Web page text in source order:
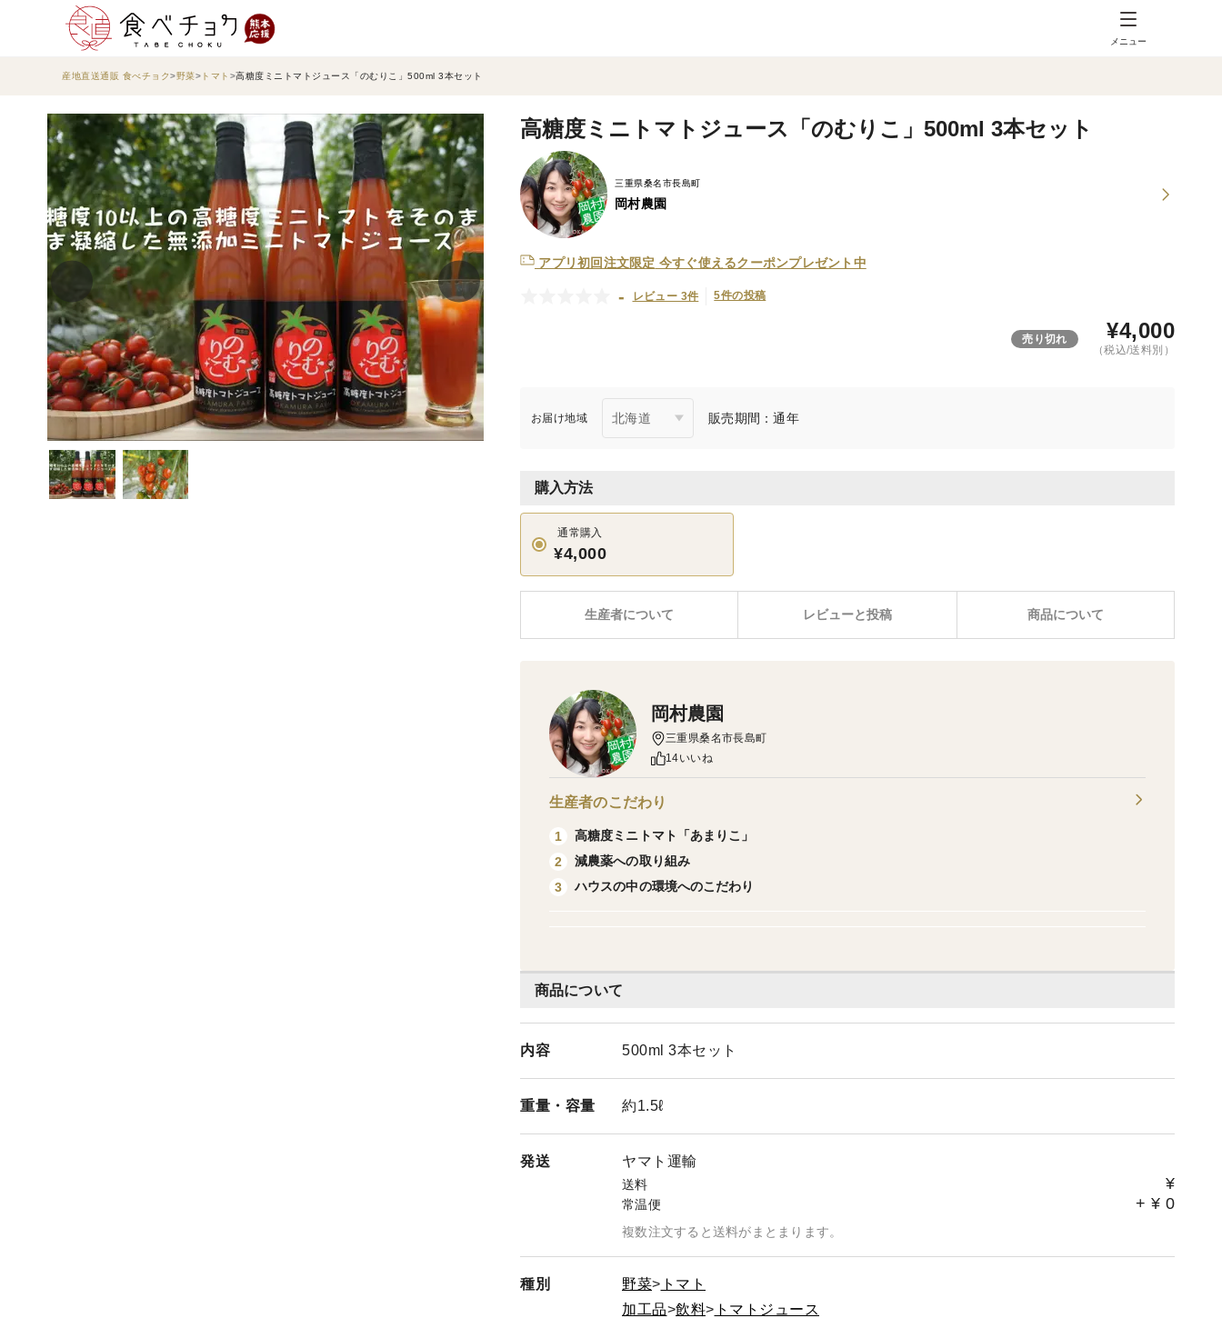
メニュー
産地直送通販 食べチョク 野菜 トマト 高糖度ミニトマトジュース「のむりこ」500ml 3本セット
高糖度ミニトマトジュース「のむりこ」500ml 3本セット
三重県桑名市長島町
岡村農園
アプリ初回注文限定 今すぐ使えるクーポンプレゼント中
- レビュー 3件 5件の投稿
売り切れ ¥4,000
（税込/送料別）
お届け地域 販売期間：通年
購入方法
通常購入
¥4,000
レビューと投稿 商品について
生産者について
商品について
内容 500ml 3本セット
重量・ 容量 約1.5ℓ
発送 ヤマト運輸
送料 ¥
常温便 + ¥ 0
複数注文すると送料がまとまります。
種別 野菜
トマト
加工品
飲料
トマトジュース
岡村農園
三重県桑名市長島町
14いいね
生産者のこだわり
1
高糖度ミニトマト「あまりこ」
2
減農薬への取り組み
3
ハウスの中の環境へのこだわり